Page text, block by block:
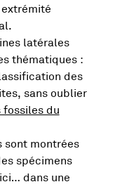
latérales
thématiques :
des
sans oublier
fossiles du
sont montrées
spécimens
dans une